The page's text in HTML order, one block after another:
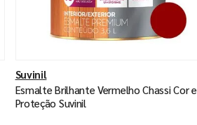
Suvinil
Esmalte Brilhante Vermelho Chassi Cor e
Proteção Suvinil